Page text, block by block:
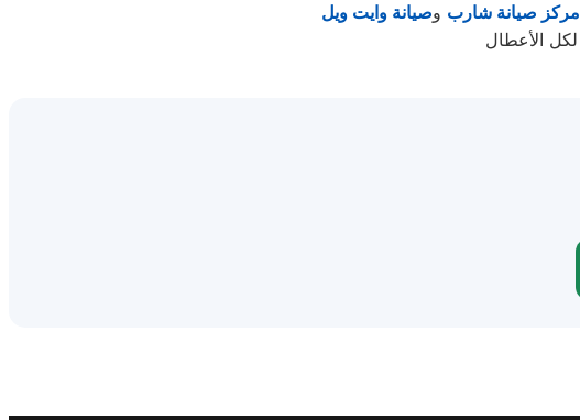
مركز صيانة شارب وصيانة وايت ويل